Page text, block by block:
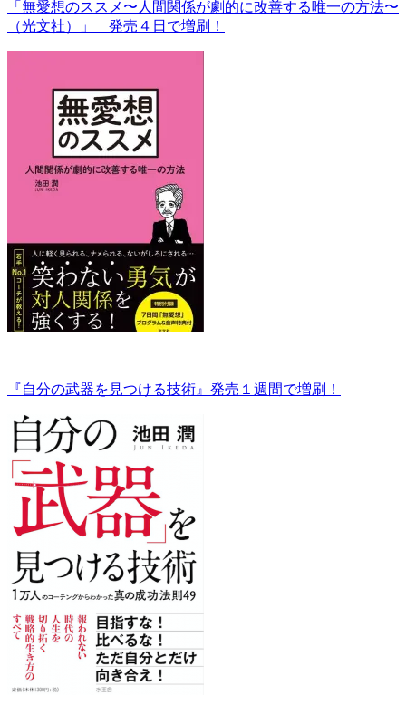
「無愛想のススメ〜人間関係が劇的に改善する唯一の方法〜
（光文社）」 発売４日で増刷！
『自分の武器を見つける技術』発売１週間で増刷！